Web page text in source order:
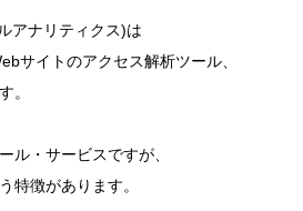
アナリティクス)は
サイトのアクセス解析ツール、
。
ル・サービスですが、
特徴があります。